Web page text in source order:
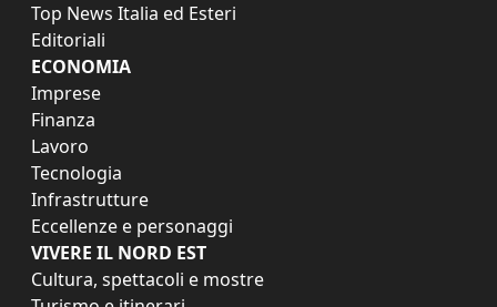
Top News Italia ed Esteri
Editoriali
ECONOMIA
Imprese
Finanza
Lavoro
Tecnologia
Infrastrutture
Eccellenze e personaggi
VIVERE IL NORD EST
Cultura, spettacoli e mostre